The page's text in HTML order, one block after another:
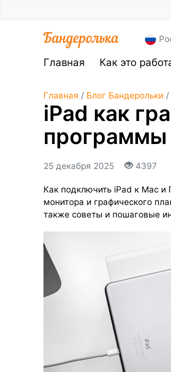
Главная Как это
Главная / Блог Бандерольки /
iPad как
программы
25 декабря 2025 4397
Как подключить iPad к Mac и
монитора и графического
также советы и пошаговые